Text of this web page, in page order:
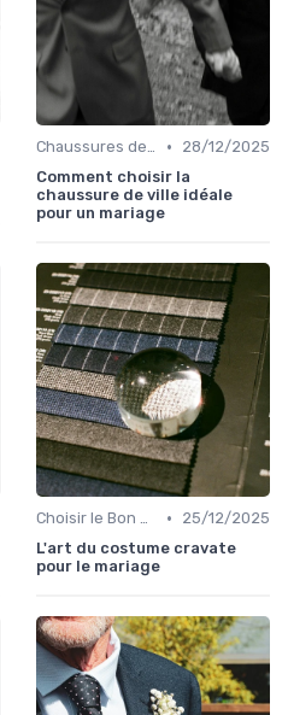
Chaussures de Mariage •
28/12/2025
Comment choisir la
chaussure de ville idéale
pour un mariage
Choisir le Bon Costume •
25/12/2025
L'art du costume cravate
pour le mariage